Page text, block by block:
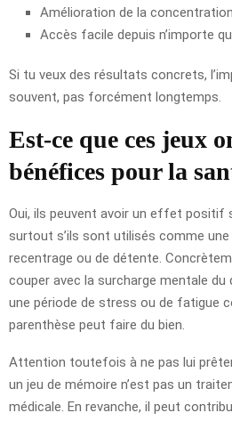
Amélioration de la
Accès facile depuis n’importe
Si tu veux des résultats concrets,
souvent, pas forcément longtemps.
Est-ce que ces jeux
bénéfices pour la
Oui, ils peuvent avoir un effet positif
surtout s’ils sont utilisés comme
recentrage ou de détente.
couper avec la surcharge mentale du
une période de stress ou de fatigue
parenthèse peut faire du bien.
Attention toutefois à ne pas lui
un jeu de mémoire n’est pas un
médicale. En revanche, il peut